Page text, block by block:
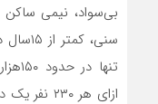
سنی،
ازای هر